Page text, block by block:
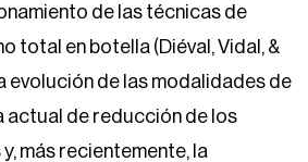
de las técnicas de
total en botella (Diéval, Vidal, &
evolución de las modalidades de
actual de reducción de los
más recientemente, la